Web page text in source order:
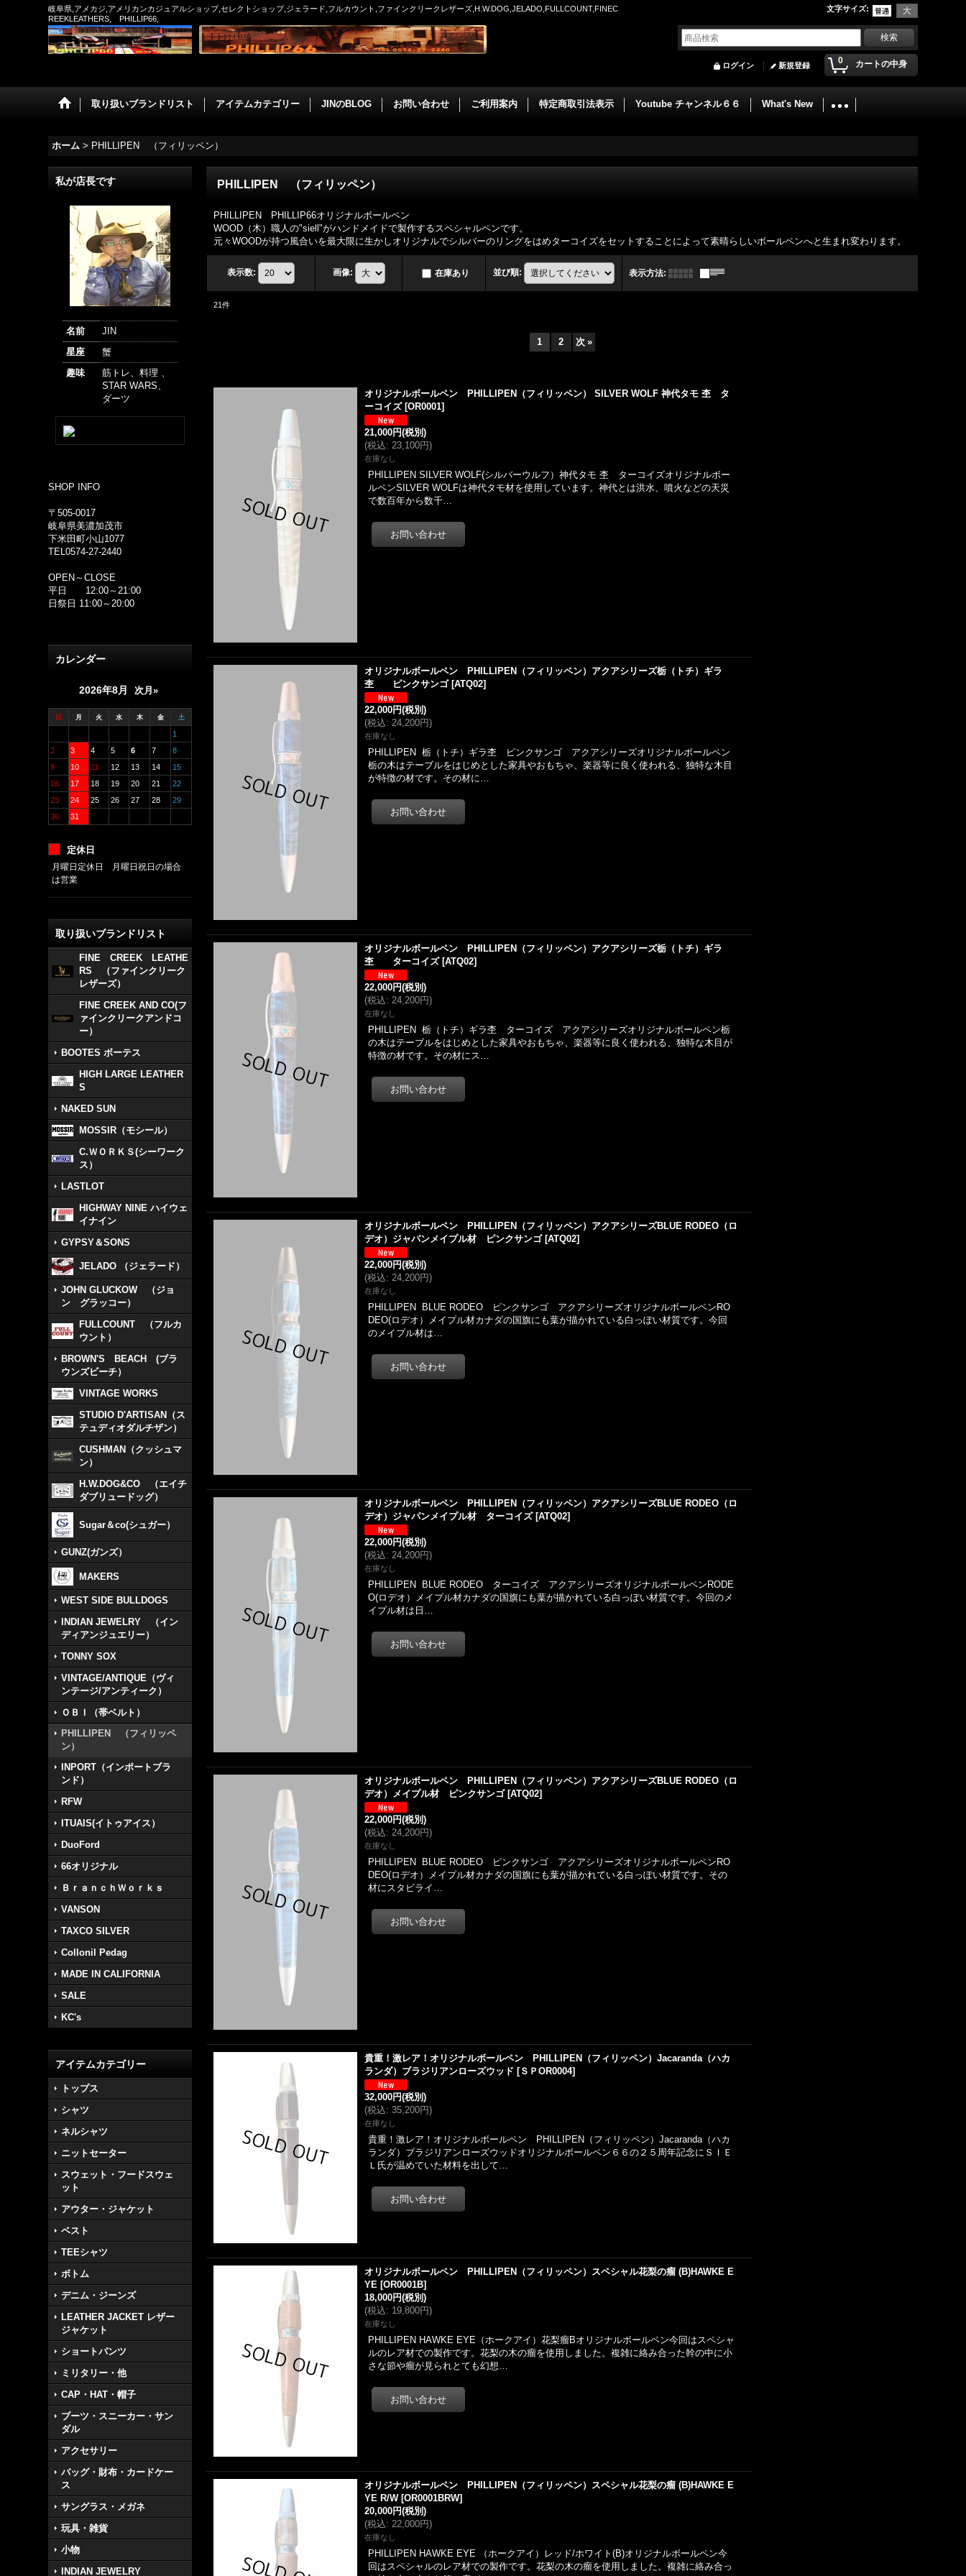
岐阜県,アメカジ,アメリカンカジュアルショップ,セレクトショップ,ジェラード,フルカウント,ファインクリークレザーズ,H.W.DOG,JELADO,FULLCOUNT,FINEC
REEKLEATHERS, PHILLIP66,
文字サイズ:
0 カートの中身
ログイン 新規登録
取り扱いブランドリスト アイテムカテゴリー JINのBLOG お問い合わせ ご利用案内 特定商取引法表示 Youtube チャンネル６６ What's New
ホーム > PHILLIPEN （フィリッペン）
私が店長です
名前
JIN
星座
蟹
趣味
筋トレ、料理 、
STAR WARS、
ダーツ
SHOP INFO
〒505-0017
岐阜県美濃加茂市
下米田町小山1077
TEL0574-27-2440
OPEN～CLOSE
平日 12:00～21:00
日祭日 11:00～20:00
カレンダー
2026年8月 次月»
日 月 火 水 木 金 土
1
2
3 4 5 6 7
8
9
10 11 12 13 14
15
16
17 18 19 20 21
22
23
24 25 26 27 28
29
30
31
定休日
月曜日定休日 月曜日祝日の場合
は営業
取り扱いブランドリスト
FINE CREEK LEATHE
RS （ファインクリーク
レザーズ）
FINE CREEK AND CO(フ
ァインクリークアンドコ
ー）
BOOTES ボーテス
HIGH LARGE LEATHER
S
NAKED SUN
MOSSIR（モシール）
C.ＷＯＲＫＳ(シーワーク
ス）
LASTLOT
HIGHWAY NINE ハイウェ
イナイン
GYPSY＆SONS
JELADO （ジェラード）
JOHN GLUCKOW （ジョ
ン グラッコー）
FULLCOUNT （フルカ
ウント）
BROWN'S BEACH (ブラ
ウンズビーチ）
VINTAGE WORKS
STUDIO D'ARTISAN（ス
テュディオダルチザン）
CUSHMAN（クッシュマ
ン）
H.W.DOG&CO （エイチ
ダブリュードッグ）
Sugar＆co(シュガー）
GUNZ(ガンズ）
MAKERS
WEST SIDE BULLDOGS
INDIAN JEWELRY （イン
ディアンジュエリー）
TONNY SOX
VINTAGE/ANTIQUE（ヴィ
ンテージ/アンティーク）
ＯＢＩ（帯ベルト）
PHILLIPEN （フィリッペ
ン）
INPORT（インポートブラ
ンド）
RFW
ITUAIS(イトゥアイス）
DuoFord
66オリジナル
ＢｒａｎｃｈＷｏｒｋｓ
VANSON
TAXCO SILVER
Collonil Pedag
MADE IN CALIFORNIA
SALE
KC's
アイテムカテゴリー
トップス
シャツ
ネルシャツ
ニットセーター
スウェット・フードスウェ
ット
アウター・ジャケット
ベスト
TEEシャツ
ボトム
デニム・ジーンズ
LEATHER JACKET レザー
ジャケット
ショートパンツ
ミリタリー・他
CAP・HAT・帽子
ブーツ・スニーカー・サン
ダル
アクセサリー
バッグ・財布・カードケー
ス
サングラス・メガネ
玩具・雑貨
小物
INDIAN JEWELRY
PHILLIPEN （フィリッペン）
PHILLIPEN PHILLIP66オリジナルボールペン
WOOD（木）職人の"siell"がハンドメイドで製作するスペシャルペンです。
元々WOODが持つ風合いを最大限に生かしオリジナルでシルバーのリングをはめターコイズをセットすることによって素晴らしいボールペンへと生まれ変わります。
表示数: 画像: 在庫あり 並び順: 表示方法:
21件
1 2 次 »
オリジナルボールペン PHILLIPEN（フィリッペン） SILVER WOLF 神代タモ 杢 タ
ーコイズ [OR0001]
21,000円(税別)
(税込: 23,100円)
在庫なし
PHILLIPEN SILVER WOLF(シルバーウルフ）神代タモ 杢 ターコイズオリジナルボー
ルペンSILVER WOLFは神代タモ材を使用しています。神代とは洪水、噴火などの天災
で数百年から数千…
オリジナルボールペン PHILLIPEN（フィリッペン）アクアシリーズ栃（トチ）ギラ
杢 ピンクサンゴ [ATQ02]
22,000円(税別)
(税込: 24,200円)
在庫なし
PHILLIPEN 栃（トチ）ギラ杢 ピンクサンゴ アクアシリーズオリジナルボールペン
栃の木はテーブルをはじめとした家具やおもちゃ、楽器等に良く使われる、独特な木目
が特徴の材です。その材に…
オリジナルボールペン PHILLIPEN（フィリッペン）アクアシリーズ栃（トチ）ギラ
杢 ターコイズ [ATQ02]
22,000円(税別)
(税込: 24,200円)
在庫なし
PHILLIPEN 栃（トチ）ギラ杢 ターコイズ アクアシリーズオリジナルボールペン栃
の木はテーブルをはじめとした家具やおもちゃ、楽器等に良く使われる、独特な木目が
特徴の材です。その材にス…
オリジナルボールペン PHILLIPEN（フィリッペン）アクアシリーズBLUE RODEO（ロ
デオ）ジャパンメイプル材 ピンクサンゴ [ATQ02]
22,000円(税別)
(税込: 24,200円)
在庫なし
PHILLIPEN BLUE RODEO ピンクサンゴ アクアシリーズオリジナルボールペンRO
DEO(ロデオ）メイプル材カナダの国旗にも葉が描かれている白っぽい材質です。今回
のメイプル材は…
オリジナルボールペン PHILLIPEN（フィリッペン）アクアシリーズBLUE RODEO（ロ
デオ）ジャパンメイプル材 ターコイズ [ATQ02]
22,000円(税別)
(税込: 24,200円)
在庫なし
PHILLIPEN BLUE RODEO ターコイズ アクアシリーズオリジナルボールペンRODE
O(ロデオ）メイプル材カナダの国旗にも葉が描かれている白っぽい材質です。今回のメ
イプル材は日…
オリジナルボールペン PHILLIPEN（フィリッペン）アクアシリーズBLUE RODEO（ロ
デオ）メイプル材 ピンクサンゴ [ATQ02]
22,000円(税別)
(税込: 24,200円)
在庫なし
PHILLIPEN BLUE RODEO ピンクサンゴ アクアシリーズオリジナルボールペンRO
DEO(ロデオ）メイプル材カナダの国旗にも葉が描かれている白っぽい材質です。その
材にスタビライ…
貴重！激レア！オリジナルボールペン PHILLIPEN（フィリッペン）Jacaranda（ハカ
ランダ）ブラジリアンローズウッド [ＳＰOR0004]
32,000円(税別)
(税込: 35,200円)
在庫なし
貴重！激レア！オリジナルボールペン PHILLIPEN（フィリッペン）Jacaranda（ハカ
ランダ）ブラジリアンローズウッドオリジナルボールペン６６の２５周年記念にＳＩＥ
Ｌ氏が温めていた材料を出して…
オリジナルボールペン PHILLIPEN（フィリッペン）スペシャル花梨の瘤 (B)HAWKE E
YE [OR0001B]
18,000円(税別)
(税込: 19,800円)
在庫なし
PHILLIPEN HAWKE EYE（ホークアイ）花梨瘤Bオリジナルボールペン今回はスペシャ
ルのレア材での製作です。花梨の木の瘤を使用しました。複雑に絡み合った幹の中に小
さな節や瘤が見られとても幻想…
オリジナルボールペン PHILLIPEN（フィリッペン）スペシャル花梨の瘤 (B)HAWKE E
YE R/W [OR0001BRW]
20,000円(税別)
(税込: 22,000円)
在庫なし
PHILLIPEN HAWKE EYE （ホークアイ）レッド/ホワイト(B)オリジナルボールペン今
回はスペシャルのレア材での製作です。花梨の木の瘤を使用しました。複雑に絡み合っ